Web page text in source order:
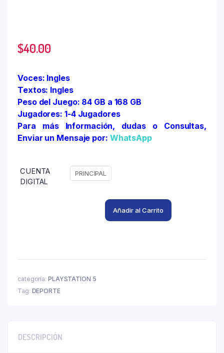
$40.00
Voces: Ingles
Textos: Ingles
Peso del Juego: 84 GB a 168 GB
Jugadores: 1-4 Jugadores
Para más Información, dudas o Consultas,
Enviar un Mensaje por: WhatsApp
CUENTA
DIGITAL
PRINCIPAL
Añadir al Carrito
categoría: PLAYSTATION 5
Tag: DEPORTE
DESCRIPCIÓN